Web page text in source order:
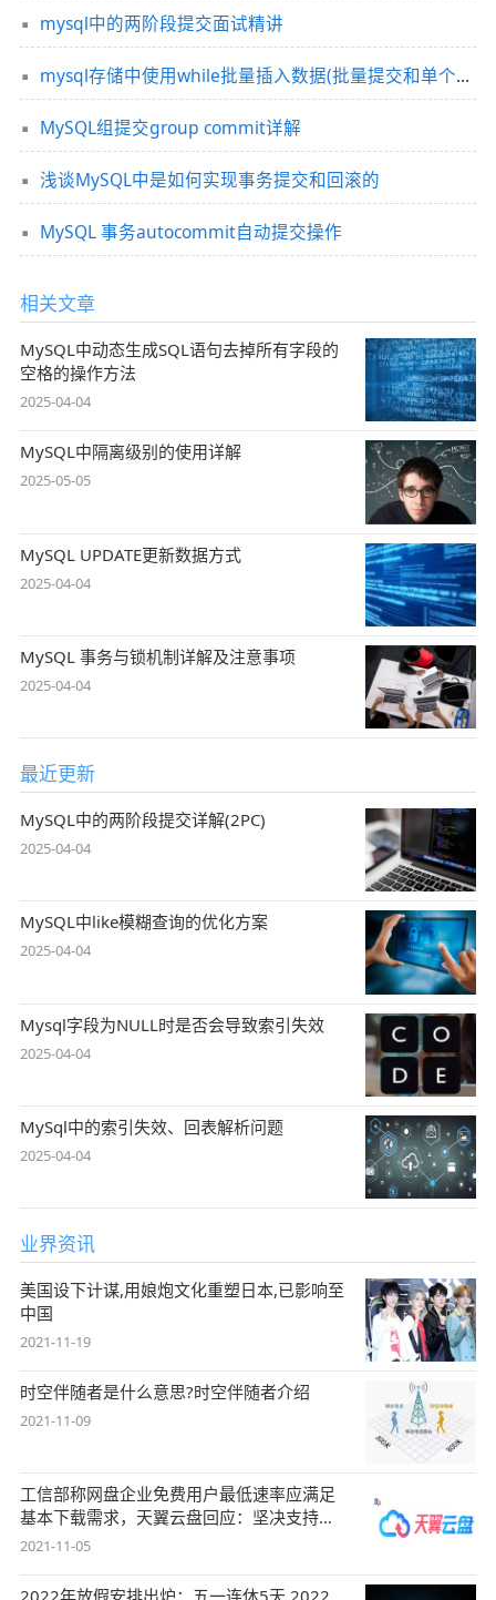
mysql中的两阶段提交面试精讲
mysql存储中使用while批量插入数据(批量提交和单个提交的区别)
MySQL组提交group commit详解
浅谈MySQL中是如何实现事务提交和回滚的
MySQL 事务autocommit自动提交操作
相关文章
MySQL中动态生成SQL语句去掉所有字段的
空格的操作方法
2025-04-04
MySQL中隔离级别的使用详解
2025-05-05
MySQL UPDATE更新数据方式
2025-04-04
MySQL 事务与锁机制详解及注意事项
2025-04-04
最近更新
MySQL中的两阶段提交详解(2PC)
2025-04-04
MySQL中like模糊查询的优化方案
2025-04-04
Mysql字段为NULL时是否会导致索引失效
2025-04-04
MySql中的索引失效、回表解析问题
2025-04-04
业界资讯
美国设下计谋,用娘炮文化重塑日本,已影响至
中国
2021-11-19
时空伴随者是什么意思?时空伴随者介绍
2021-11-09
工信部称网盘企业免费用户最低速率应满足
基本下载需求，天翼云盘回应：坚决支持，
始终
2021-11-05
2022年放假安排出炉：五一连休5天 2022